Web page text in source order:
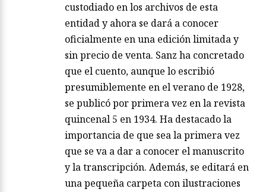
custodiado en los archivos de esta
entidad y ahora se dará a conocer
oficialmente en una edición limitada y
sin precio de venta. Sanz ha concretado
que el cuento, aunque lo escribió
presumiblemente en el verano de 1928,
se publicó por primera vez en la revista
quincenal 5 en 1934. Ha destacado la
importancia de que sea la primera vez
que se va a dar a conocer el manuscrito
y la transcripción. Además, se editará en
una pequeña carpeta con ilustraciones